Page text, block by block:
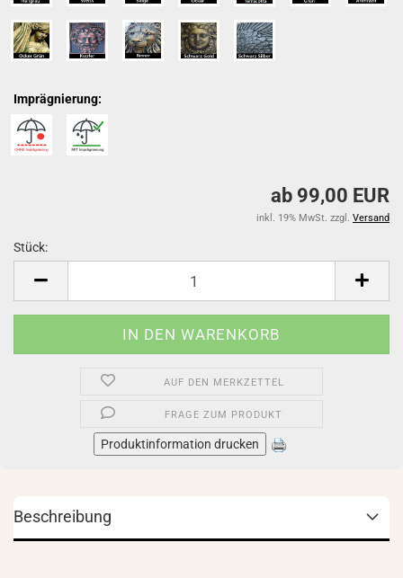
Imprägnierung:
ab 99,00 EUR
inkl. 19% MwSt. zzgl. Versand
Stück:
AUF DEN MERKZETTEL
FRAGE ZUM PRODUKT
Produktinformation drucken
Beschreibung